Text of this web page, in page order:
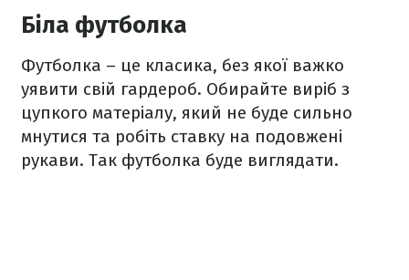
Біла футболка
Футболка – це класика, без якої важко
уявити свій гардероб. Обирайте виріб з
цупкого матеріалу, який не буде сильно
мнутися та робіть ставку на подовжені
рукави. Так футболка буде виглядати.